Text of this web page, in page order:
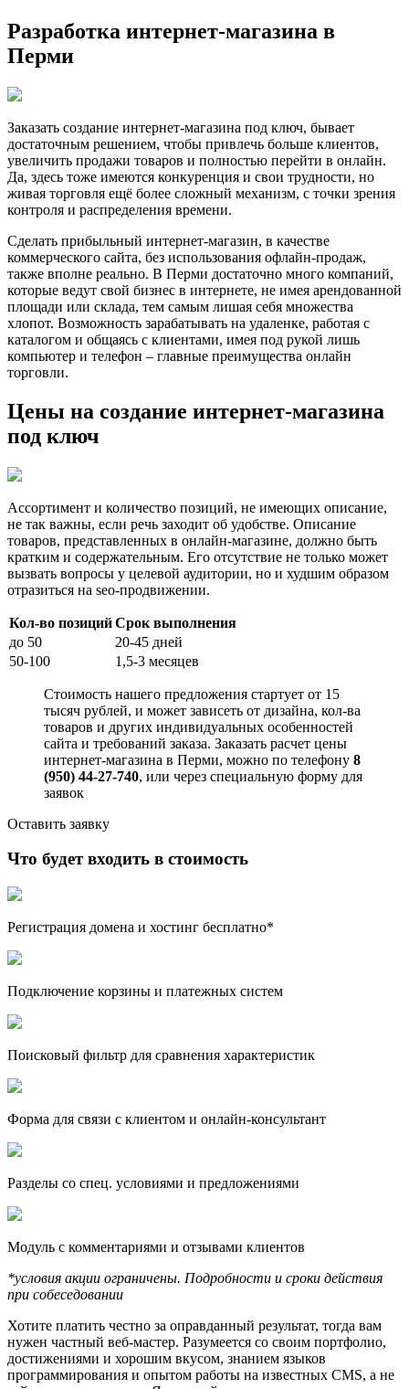
Разработка интернет-магазина в
Перми
Заказать создание интернет-магазина под ключ, бывает
достаточным решением, чтобы привлечь больше клиентов,
увеличить продажи товаров и полностью перейти в онлайн.
Да, здесь тоже имеются конкуренция и свои трудности, но
живая торговля ещё более сложный механизм, с точки зрения
контроля и распределения времени.
Сделать прибыльный интернет-магазин, в качестве
коммерческого сайта, без использования офлайн-продаж,
также вполне реально. В Перми достаточно много компаний,
которые ведут свой бизнес в интернете, не имея арендованной
площади или склада, тем самым лишая себя множества
хлопот. Возможность зарабатывать на удаленке, работая с
каталогом и общаясь с клиентами, имея под рукой лишь
компьютер и телефон – главные преимущества онлайн
торговли.
Цены на создание интернет-магазина
под ключ
Ассортимент и количество позиций, не имеющих описание,
не так важны, если речь заходит об удобстве. Описание
товаров, представленных в онлайн-магазине, должно быть
кратким и содержательным. Его отсутствие не только может
вызвать вопросы у целевой аудитории, но и худшим образом
отразиться на seo-продвижении.
Кол-во позицийСрок выполнения
до 50
20-45 дней
50-100
1,5-3 месяцев
Стоимость нашего предложения стартует от 15
тысяч рублей, и может зависеть от дизайна, кол-ва
товаров и других индивидуальных особенностей
сайта и требований заказа. Заказать расчет цены
интернет-магазина в Перми, можно по телефону 8
(950) 44-27-740, или через специальную форму для
заявок
Оставить заявку
Что будет входить в стоимость
Регистрация домена и хостинг бесплатно*
Подключение корзины и платежных систем
Поисковый фильтр для сравнения характеристик
Форма для связи с клиентом и онлайн-консультант
Разделы со спец. условиями и предложениями
Модуль с комментариями и отзывами клиентов
*условия акции ограничены. Подробности и сроки действия
при собеседовании
Хотите платить честно за оправданный результат, тогда вам
нужен частный веб-мастер. Разумеется со своим портфолио,
достижениями и хорошим вкусом, знанием языков
программирования и опытом работы на известных CMS, а не